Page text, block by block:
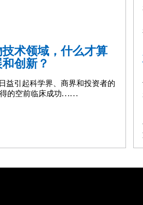
术领域，什么才算
创新？
益引起科学界、商界和投资者的
的空前临床成功……